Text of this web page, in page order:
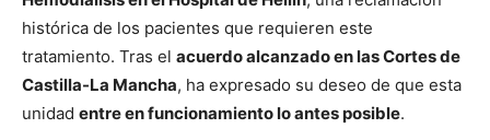
histórica de los pacientes que requieren este
tratamiento. Tras el acuerdo alcanzado en las Cortes de
Castilla-La Mancha, ha expresado su deseo de que esta
unidad entre en funcionamiento lo antes posible.